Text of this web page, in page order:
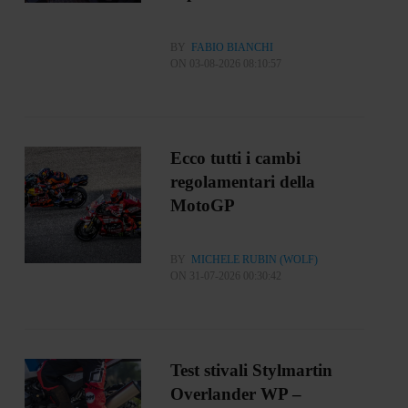
BY
FABIO BIANCHI
ON 03-08-2026 08:10:57
Ecco tutti i cambi
regolamentari della
MotoGP
BY
MICHELE RUBIN (WOLF)
ON 31-07-2026 00:30:42
Test stivali Stylmartin
Overlander WP –